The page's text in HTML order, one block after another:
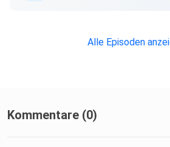
Alle Episoden
Kommentare (0)